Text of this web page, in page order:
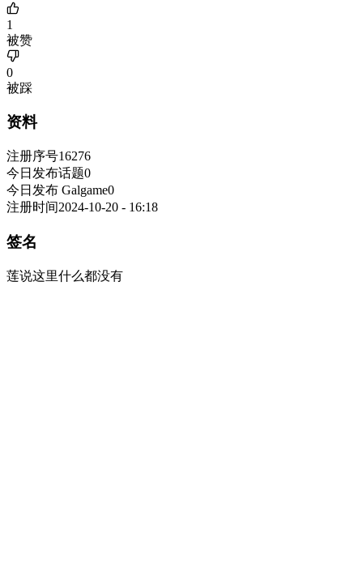
1
被赞
0
被踩
资料
注册序号16276
今日发布话题0
今日发布 Galgame0
注册时间2024-10-20 - 16:18
签名
莲说这里什么都没有